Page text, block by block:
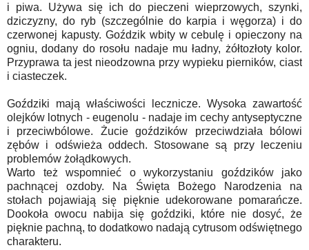
i piwa. Używa się ich do pieczeni wieprzowych, szynki,
dziczyzny, do ryb (szczególnie do karpia i węgorza) i do
czerwonej kapusty. Goździk wbity w cebulę i opieczony na
ogniu, dodany do rosołu nadaje mu ładny, żółtozłoty kolor.
Przyprawa ta jest nieodzowna przy wypieku pierników, ciast
i ciasteczek.
Goździki mają właściwości lecznicze. Wysoka zawartość
olejków lotnych - eugenolu - nadaje im cechy antyseptyczne
i przeciwbólowe. Żucie goździków przeciwdziała bólowi
zębów i odświeża oddech. Stosowane są przy leczeniu
problemów żołądkowych.
Warto też wspomnieć o wykorzystaniu goździków jako
pachnącej ozdoby. Na Święta Bożego Narodzenia na
stołach pojawiają się pięknie udekorowane pomarańcze.
Dookoła owocu nabija się goździki, które nie dosyć, że
pięknie pachną, to dodatkowo nadają cytrusom odświętnego
charakteru.